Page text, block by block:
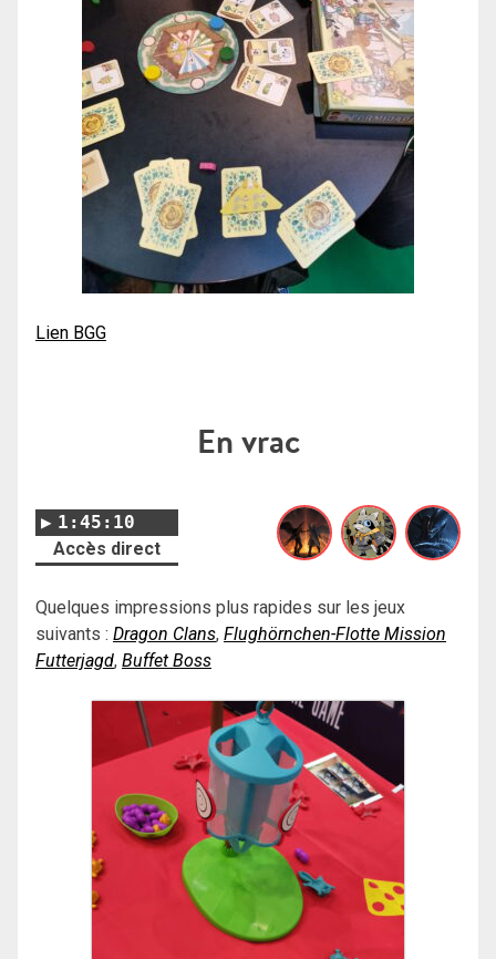
Lien BGG
En vrac
1:45:10
Accès direct
Quelques impressions plus rapides sur les jeux
suivants : Dragon Clans, Flughörnchen-Flotte Mission
Futterjagd, Buffet Boss